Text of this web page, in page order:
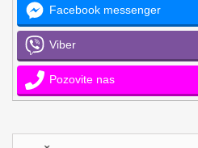
Facebook messenger
Viber
Pozovite nas